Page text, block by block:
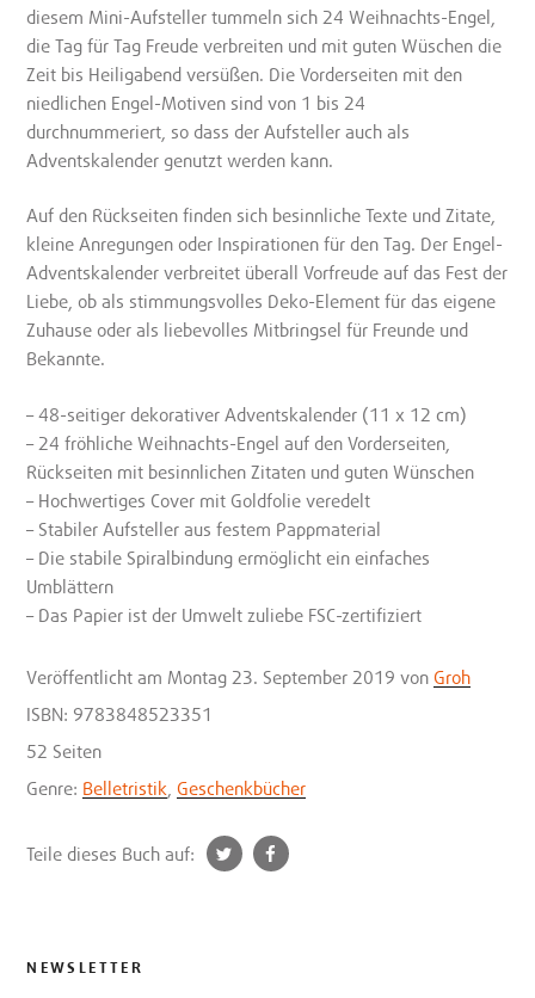
diesem Mini-Aufsteller tummeln sich 24 Weihnachts-Engel,
die Tag für Tag Freude verbreiten und mit guten Wüschen die
Zeit bis Heiligabend versüßen. Die Vorderseiten mit den
niedlichen Engel-Motiven sind von 1 bis 24
durchnummeriert, so dass der Aufsteller auch als
Adventskalender genutzt werden kann.
Auf den Rückseiten finden sich besinnliche Texte und Zitate,
kleine Anregungen oder Inspirationen für den Tag. Der Engel-
Adventskalender verbreitet überall Vorfreude auf das Fest der
Liebe, ob als stimmungsvolles Deko-Element für das eigene
Zuhause oder als liebevolles Mitbringsel für Freunde und
Bekannte.
– 48-seitiger dekorativer Adventskalender (11 x 12 cm)
– 24 fröhliche Weihnachts-Engel auf den Vorderseiten,
Rückseiten mit besinnlichen Zitaten und guten Wünschen
– Hochwertiges Cover mit Goldfolie veredelt
– Stabiler Aufsteller aus festem Pappmaterial
– Die stabile Spiralbindung ermöglicht ein einfaches
Umblättern
– Das Papier ist der Umwelt zuliebe FSC-zertifiziert
Veröffentlicht am Montag 23. September 2019 vonGroh
ISBN: 9783848523351
52 Seiten
Genre: Belletristik ,Geschenkbücher
Teile dieses Buch auf:
t
NEWSLETTER